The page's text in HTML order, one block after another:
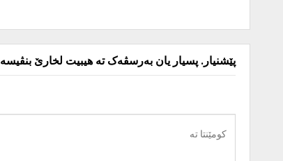
پێشنیار. پسیار یان بەرسڤەک تە هیبیت لخارێ بنڤیسە